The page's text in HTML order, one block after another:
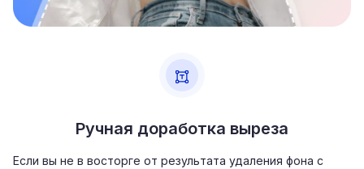
Ручная доработка выреза
Если вы не в восторге от результата удаления фона с